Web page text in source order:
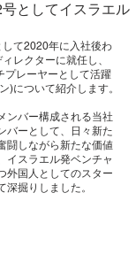
としてイスラエル
て2020年に入社後わ
レクターに就任し、
プレーヤーとして活躍
)について紹介します。
ンバー構成される当社
バーとして、日々新た
闘しながら新たな価値
イスラエル発ベンチャ
外国人としてのスター
深掘りしました。